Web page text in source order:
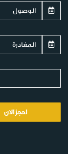
احجز الان